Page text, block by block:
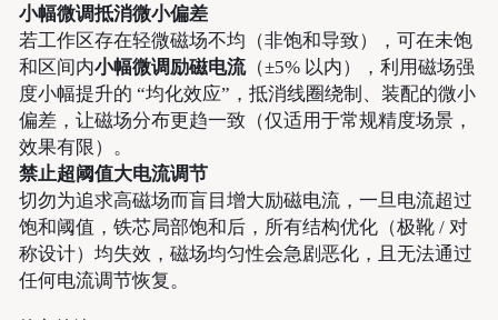
小幅微调抵消微小偏差
若工作区存在轻微磁场不均（非饱和导致），可在未饱
和区间内小幅微调励磁电流（±5% 以内），利用磁场强
度小幅提升的 “均化效应”，抵消线圈绕制、装配的微小
偏差，让磁场分布更趋一致（仅适用于常规精度场景，
效果有限）。
禁止超阈值大电流调节
切勿为追求高磁场而盲目增大励磁电流，一旦电流超过
饱和阈值，铁芯局部饱和后，所有结构优化（极靴 / 对
称设计）均失效，磁场均匀性会急剧恶化，且无法通过
任何电流调节恢复。